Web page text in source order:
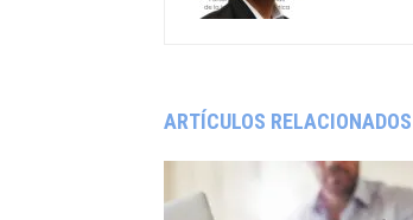
ARTÍCULOS RELACIONADOS